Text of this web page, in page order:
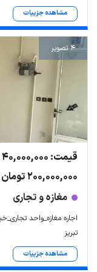
مشاهده جزییات
4 تصویر
قیمت: 40,000,000 تومان اجاره
200,000,000 تومان رهن
مغازه و تجاری
اجاره مغازه_واحد
تبریز
مشاهده جزییات